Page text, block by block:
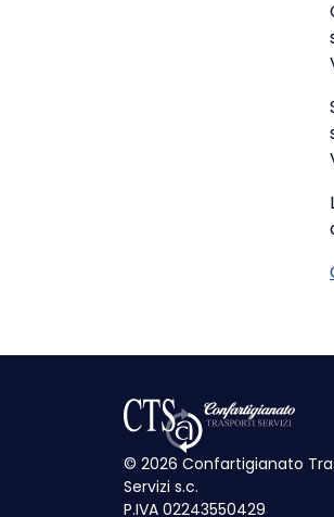
© 2026 Confartigianato
Servizi s.c.
P.IVA 02243550429